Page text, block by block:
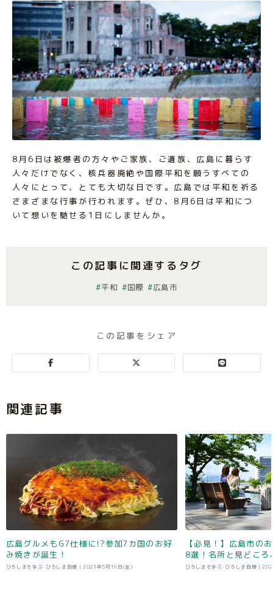
8月6日は被爆者の方々やご家族、ご遺族、広島に暮らす
人々だけでなく、核兵器廃絶や国際平和を願うすべての
人々にとって、とても大切な日です。広島では平和を祈る
さまざまな行事が行われます。ぜひ、8月6日は平和につ
いて想いを馳せる1日にしませんか。
この記事に関連するタグ
平和 国際 広島市
この記事をシェア
関連記事
広島グルメもG7仕様に!?参加7カ国のお好
み焼きが誕生！
ひろしまを学ぶ･ひろしま自慢 | 2023年5月19日(金)
【必見！】広島市の
8選！名所と見どころ
ひろしまを学ぶ･ひろしま自慢 |